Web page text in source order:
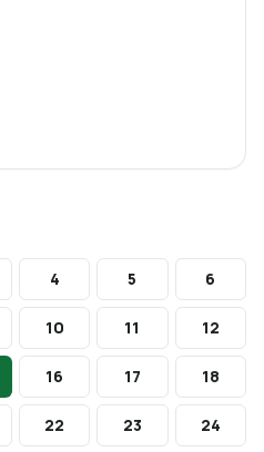
4 5 6
10 11 12
16 17 18
22 23 24